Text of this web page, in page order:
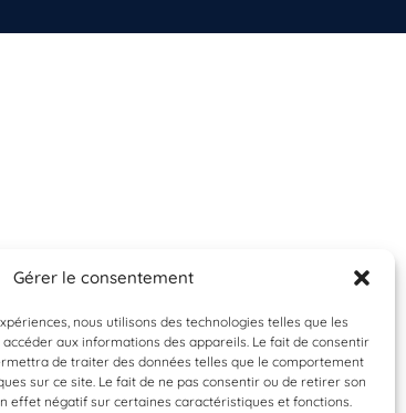
Gérer le consentement
nous utilisons des technologies telles que les
aux informations des appareils. Le fait de consentir
de traiter des données telles que le comportement
sur ce site. Le fait de ne pas consentir ou de retirer son
effet négatif sur certaines caractéristiques et fonctions.